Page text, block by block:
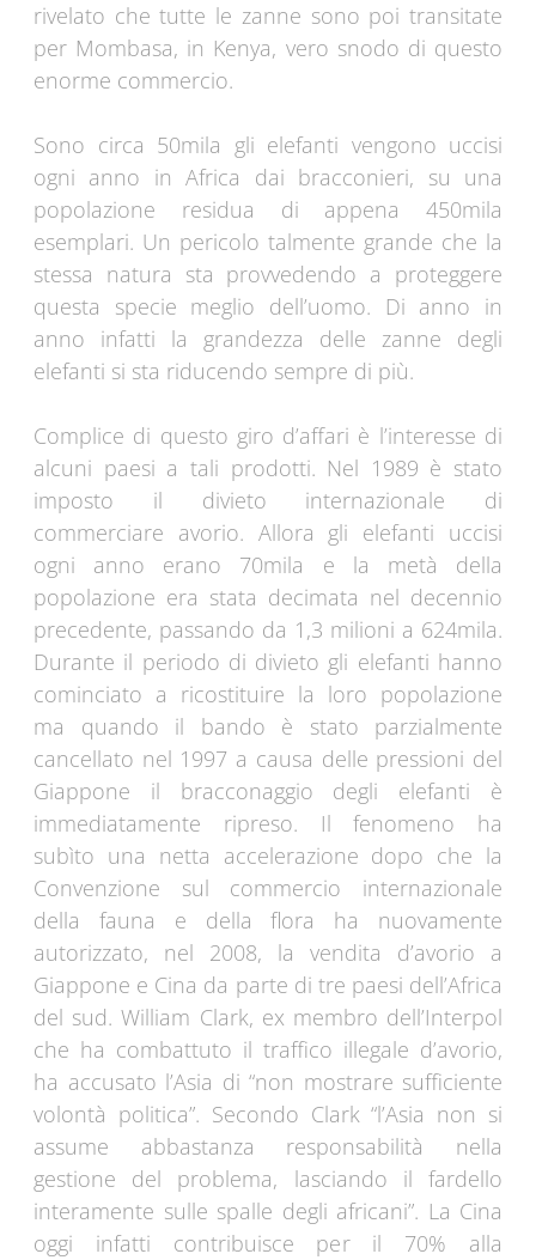
rivelato che tutte le zanne sono poi transitate
per Mombasa, in Kenya, vero snodo di questo
enorme commercio.
Sono circa 50mila gli elefanti vengono uccisi
ogni anno in Africa dai bracconieri, su una
popolazione residua di appena 450mila
esemplari. Un pericolo talmente grande che la
stessa natura sta provvedendo a proteggere
questa specie meglio dell’uomo. Di anno in
anno infatti la grandezza delle zanne degli
elefanti si sta riducendo sempre di più.
Complice di questo giro d’affari è l’interesse di
alcuni paesi a tali prodotti. Nel 1989 è stato
imposto il divieto internazionale di
commerciare avorio. Allora gli elefanti uccisi
ogni anno erano 70mila e la metà della
popolazione era stata decimata nel decennio
precedente, passando da 1,3 milioni a 624mila.
Durante il periodo di divieto gli elefanti hanno
cominciato a ricostituire la loro popolazione
ma quando il bando è stato parzialmente
cancellato nel 1997 a causa delle pressioni del
Giappone il bracconaggio degli elefanti è
immediatamente ripreso. Il fenomeno ha
subìto una netta accelerazione dopo che la
Convenzione sul commercio internazionale
della fauna e della flora ha nuovamente
autorizzato, nel 2008, la vendita d’avorio a
Giappone e Cina da parte di tre paesi dell’Africa
del sud. William Clark, ex membro dell’Interpol
che ha combattuto il traffico illegale d’avorio,
ha accusato l’Asia di “non mostrare sufficiente
volontà politica”. Secondo Clark “l’Asia non si
assume abbastanza responsabilità nella
gestione del problema, lasciando il fardello
interamente sulle spalle degli africani”. La Cina
oggi infatti contribuisce per il 70% alla